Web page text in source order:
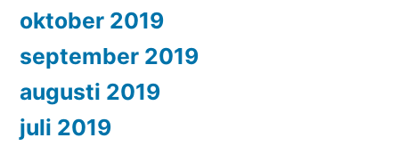
oktober 2019
september 2019
augusti 2019
juli 2019